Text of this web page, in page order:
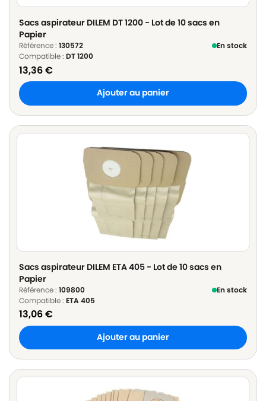
Sacs aspirateur DILEM DT 1200 - Lot de 10 sacs en
Papier
Référence : 130572
En stock
Compatible : DT 1200
13,36€
Ajouter au panier
Sacs aspirateur DILEM ETA 405 - Lot de 10 sacs en
Papier
Référence : 109800
En stock
Compatible : ETA 405
13,06€
Ajouter au panier